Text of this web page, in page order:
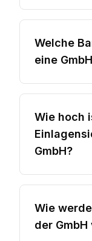
Welche
eine
Wie hoch
GmbH?
Wie
der